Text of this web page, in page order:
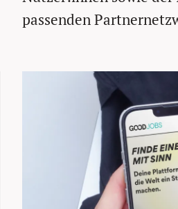
passenden